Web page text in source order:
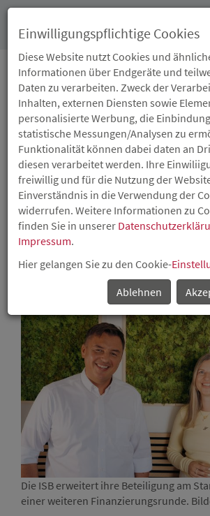
23.01.2026
ISB-
AUF
TALENT2GO AUS
LANDAU
WEITEREN
Die ISB erweitert ihre Beteiligung am
einer weiteren Finanzierungsrunde.
Einwilligungspflichtige Cookies
Diese Website nutzt Cookies und
Informationen über Endgeräte und
Daten zu verarbeiten. Zweck der
Inhalten, externen Diensten sowie
personalisierte Werbung, die
statistische Messungen/Analysen zu
Funktionalität können dabei daten an
diesen verarbeitet werden. Ihre
freiwillig und für die Nutzung der
Einverständnis in die Verwendung der
widerrufen. Weitere Informationen zu
finden Sie in unserer
Impressum.
Hier gelangen Sie zu den Cookie-
Ablehnen